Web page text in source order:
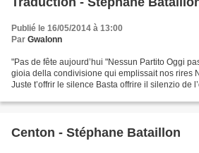
Publié le 16/05/2014 à 13:00
Par Gwalonn
"Pas de fête aujourd’hui "Nessun Partito Oggi
gioia della condivisione qui emplissait nos rires
Juste t’offrir le silence Basta offrire il silenzio de
Centon - Stéphane Bataillon